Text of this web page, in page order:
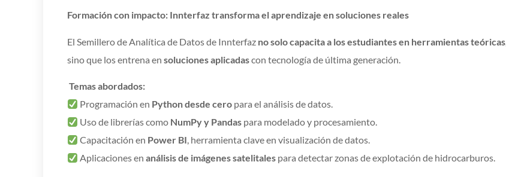
Formación con impacto: Innterfaz transforma el aprendizaje en soluciones reales
El Semillero de Analítica de Datos de Innterfaz no solo capacita a los estudiantes en herramientas teóricas
sino que los entrena en soluciones aplicadascon tecnología de última generación.
Temas abordados:
Programación en Python desde cero para el análisis de datos.
Uso de librerías como NumPy y Pandas para modelado y procesamiento.
Capacitación en Power BI, herramienta clave en visualización de datos.
Aplicaciones enanálisis de imágenes satelitales para detectar zonas de explotación de hidrocarburos.